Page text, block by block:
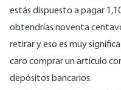
estás dispuesto a pagar
obtendrías noventa
retirar y eso es muy
caro comprar un artículo
depósitos bancarios.